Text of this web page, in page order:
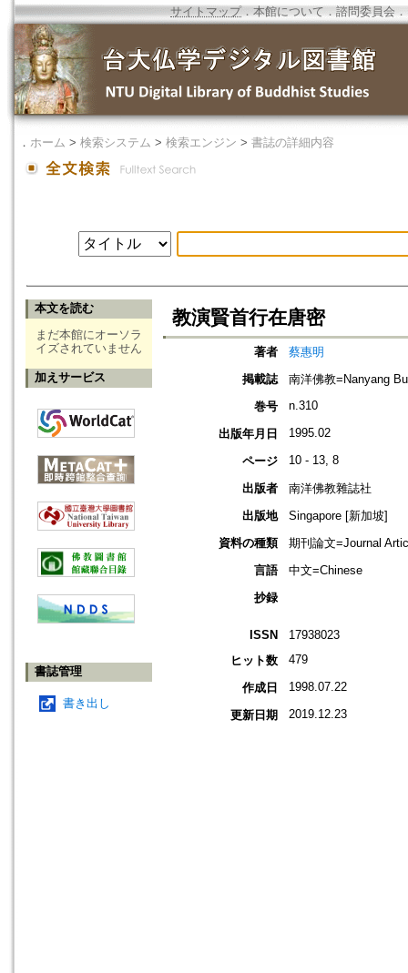
サイトマップ．本館について ． 諮問委員会 ．
． ホーム > 検索システム > 検索エンジン > 書誌の詳細内容
本文を読む
まだ本館にオーソラ
イズされていません
加えサービス
書誌管理
書き出し
教演賢首行在唐密
著者
蔡惠明
掲載誌
南洋佛教=Nanyang
巻号
n.310
出版年月日 1995.02
ページ 10 - 13, 8
出版者
南洋佛教雜誌社
出版地
Singapore [新加坡]
資料の種類
期刊論文=Journal
言語
中文=Chinese
抄録
ISSN
17938023
ヒット数
479
作成日 1998.07.22
更新日期 2019.12.23